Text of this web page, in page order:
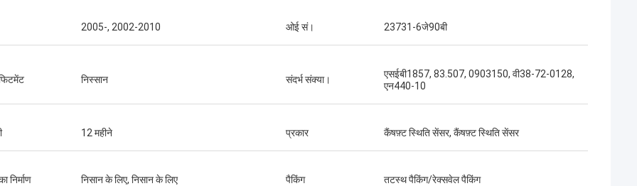
2005-, 2002-2010 ओई सं। 23731-6जे90बी
निस्सान संदर्भ संक्या।
एसईबी1857, 83.507, 0903150, वी38-72-0128,
एन440-10
12 महीने प्रकार कैंषफ़्ट स्थिति सेंसर, कैंषफ़्ट स्थिति सेंसर
निर्माण निसान के लिए, निसान के लिए पैकिंग तटस्थ पैकिंग/रेक्सवेल पैकिंग